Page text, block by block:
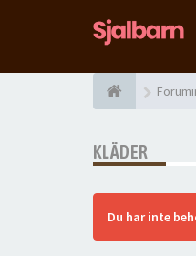
KLÄDER
Du har inte